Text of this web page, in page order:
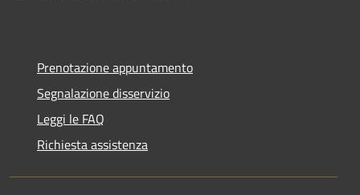
Prenotazione appuntamento
Segnalazione disservizio
Leggi le FAQ
Richiesta assistenza